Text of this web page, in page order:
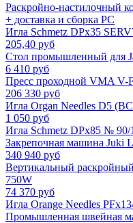
Раскройно-настилочный
+ доставка и сборка РС
Игла Schmetz DPx35
205,40 руб
Стол промышленный для
6 410 руб
Пресс проходной VMA V-
206 330 руб
Игла Organ Needles D5
1 050 руб
Игла Schmetz DPх85 № 90/
Закрепочная машина Juki
340 940 руб
Вертикальный
750W
74 370 руб
Игла Orange Needles
Промышленная швейная